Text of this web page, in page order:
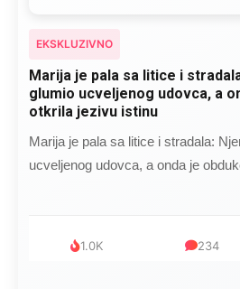
EKSKLUZIVNO
Marija je pala sa litice i
glumio ucveljenog udovca, a
otkrila jezivu istinu
Marija je pala sa litice i stradala:
ucveljenog udovca, a onda je
1.0K 234